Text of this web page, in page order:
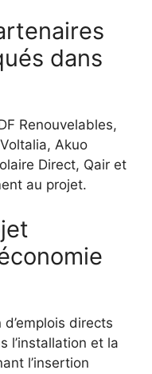
dans
Renouvelables,
Akuo
Direct, Qair et
au projet.
directs
l’installation et la
l’insertion